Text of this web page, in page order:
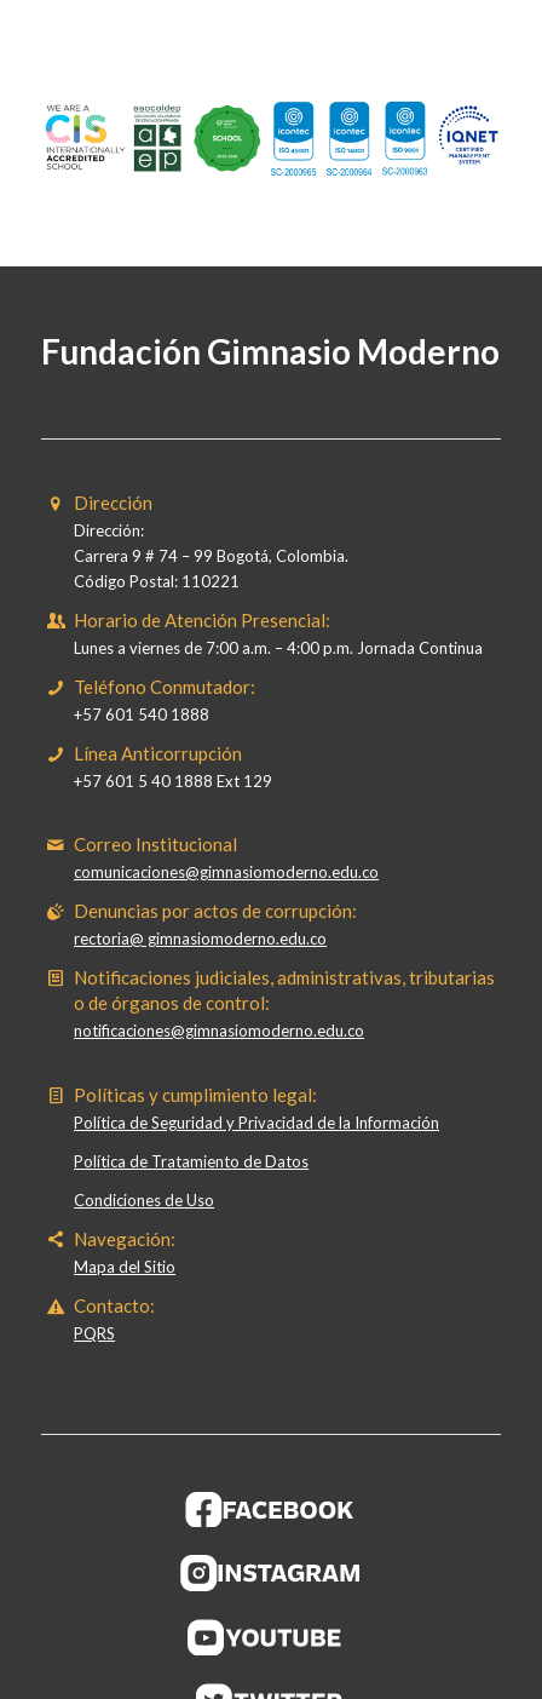
Fundación Gimnasio Moderno
Dirección
Dirección:
Carrera 9 # 74 – 99 Bogotá, Colombia.
Código Postal: 110221
Horario de Atención Presencial:
Lunes a viernes de 7:00 a.m. – 4:00 p.m. Jornada Continua
Teléfono Conmutador:
+57 601 540 1888
Línea Anticorrupción
+57 601 5 40 1888 Ext 129
Correo Institucional
comunicaciones@gimnasiomoderno.edu.co
Denuncias por actos de corrupción:
rectoria@ gimnasiomoderno.edu.co
Notificaciones judiciales, administrativas, tributarias
o de órganos de control:
notificaciones@gimnasiomoderno.edu.co
Políticas y cumplimiento legal:
Política de Seguridad y Privacidad de la Información
Política de Tratamiento de Datos
Condiciones de Uso
Navegación:
Mapa del Sitio
Contacto:
PQRS